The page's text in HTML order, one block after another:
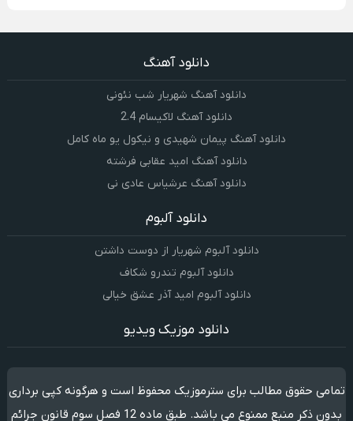
دانلود آهنگ
دانلود آهنگ شهریار شب نئونی
دانلود آهنگ لاکیسام 2.4
دانلود آهنگ پیمان شهیدی و نیکول یو ماه کامل
دانلود آهنگ امید عقابی فرشته
دانلود آهنگ عرشیاس عادی نی
دانلود آلبوم
دانلود آلبوم شهریار از دوست داشتن
دانلود آلبوم تندرو شکاف
دانلود آلبوم امید آذر عشق خیالی
دانلود موزیک ویدیو
تمامی حقوق مطالب برای سترموزیک محفوظ است و هرگونه کپی برداری
بدون ذکر منبع ممنوع می باشد. طبق ماده 12 فصل سوم قانون جرائم